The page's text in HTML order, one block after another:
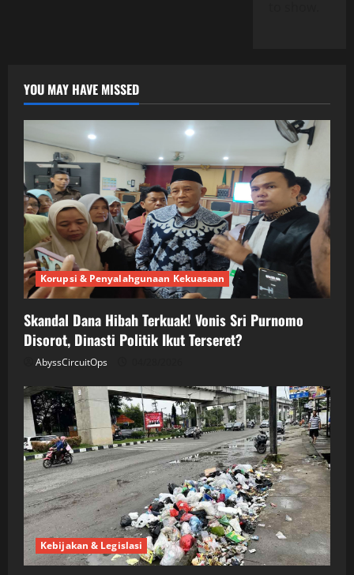
YOU MAY HAVE MISSED
Korupsi & Penyalahgunaan Kekuasaan
Skandal Dana Hibah Terkuak! Vonis Sri Purnomo
Disorot, Dinasti Politik Ikut Terseret?
AbyssCircuitOps
Kebijakan & Legislasi